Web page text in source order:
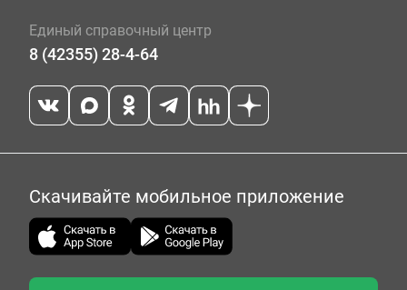
Единый справочный центр
8 (42355) 28-4-64
Скачивайте мобильное приложение